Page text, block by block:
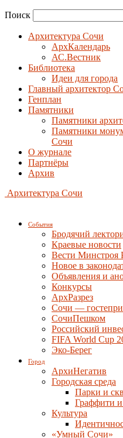
Поиск
Архитектура Сочи
АрхКалендарь
АС.Вестник
Библиотека
Идеи для города
Главный архитектор
Генплан
Памятники
Памятники
Памятники
Сочи
О журнале
Партнёры
Архив
Архитектура Сочи
События
Бродячий
Краевые новости
Вести Минстроя
Новое в
Объявления и
Конкурсы
АрхРазрез
Сочи —
СочиПешком
Российский
FIFA World Cup
Эко-Берег
Город
АрхиНегатив
Городская среда
Парки и
Граффити и
Культура
«Умный Сочи»